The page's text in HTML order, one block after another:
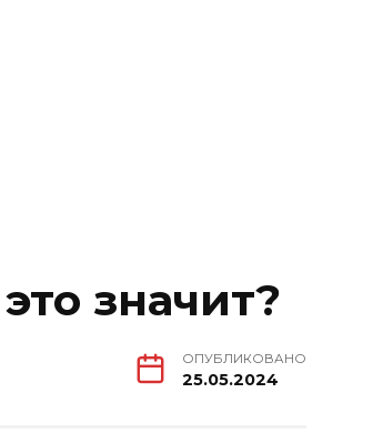
значит?
ОПУБЛИКОВАНО
25.05.2024